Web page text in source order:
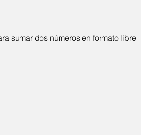
sumar dos números en formato libre